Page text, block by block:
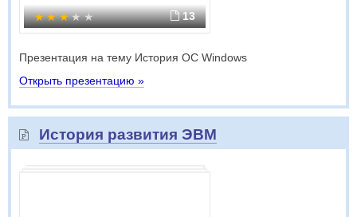
13
Презентация на тему История ОС Windows
Открыть презентацию »
История развития ЭВМ